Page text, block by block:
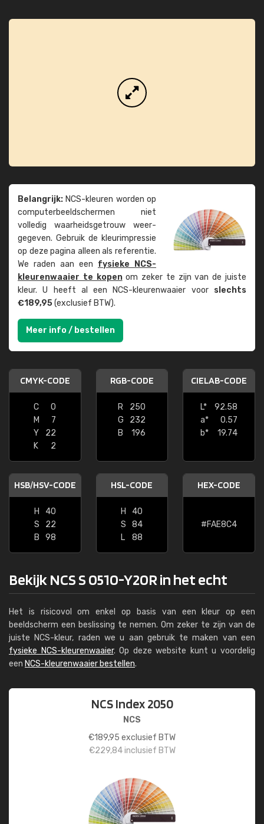
Belangrijk: NCS-kleuren worden op
computer­beeld­schermen niet
volledig waarheids­­getrouw weer­
gegeven. Gebruik de kleur­impressie
op deze pagina alleen als referentie.
We raden aan een fysieke NCS-
kleuren­waaier te kopenom zeker te zijn van de juiste
kleur. U heeft al een NCS-kleuren­waaier voor slechts
€189,95(exclusief BTW).
Meer info / bestellen
CMYK-CODE
C
0
M
7
Y
22
K
2
RGB-CODE
R
250
G
232
B
196
CIELAB-CODE
L*
92.58
a*
0.57
b*
19.74
HSB/HSV-CODE
H
40
S
22
B
98
HSL-CODE
H
40
S
84
L
88
HEX-CODE
#FAE8C4
Bekijk NCS S 0510-Y20R in het echt
Het is risicovol om enkel op basis van een kleur op een
beeldscherm een beslissing te nemen. Om zeker te zijn van de
juiste NCS-kleur, raden we u aan gebruik te maken van een
fysieke NCS-kleurenwaaier. Op deze website kunt u voordelig
een NCS-kleurenwaaier bestellen.
NCS Index 2050
NCS
€189,95 exclusief BTW
€229,84inclusief BTW